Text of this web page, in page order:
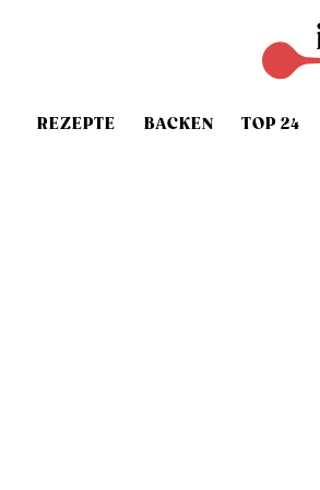
REZEPTE BACKEN TOP 24